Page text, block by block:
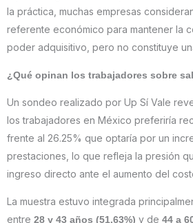
la práctica, muchas empresas
referente económico para mantener la
poder adquisitivo, pero no constituye
¿Qué opinan los trabajadores sobre
Un sondeo realizado por Up Sí Vale
los trabajadores en México preferiría
frente al 26.25% que optaría por un
prestaciones, lo que refleja la presión
ingreso directo ante el aumento del
La muestra estuvo integrada
entre 28 y 43 años (51.63%) y de 44 a